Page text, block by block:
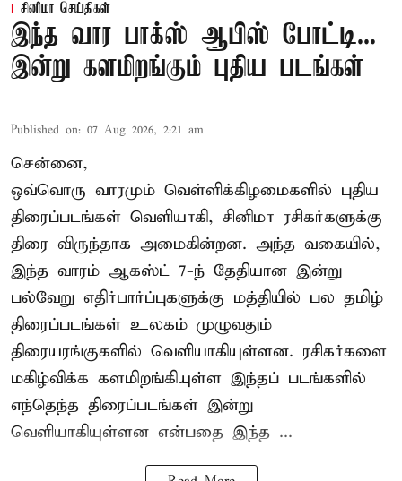
சினிமா செய்திகள்
இந்த வார பாக்ஸ் ஆபிஸ் போட்டி...
இன்று களமிறங்கும் புதிய படங்கள்
Published on: 07 Aug 2026, 2:21 am
சென்னை,
ஒவ்வொரு வாரமும் வெள்ளிக்கிழமைகளில் புதிய
திரைப்படங்கள் வெளியாகி, சினிமா ரசிகர்களுக்கு
திரை விருந்தாக அமைகின்றன. அந்த வகையில்,
இந்த வாரம் ஆகஸ்ட் 7-ந் தேதியான இன்று
பல்வேறு எதிர்பார்ப்புகளுக்கு மத்தியில் பல தமிழ்
திரைப்படங்கள் உலகம் முழுவதும்
திரையரங்குகளில் வெளியாகியுள்ளன. ரசிகர்களை
மகிழ்விக்க களமிறங்கியுள்ள இந்தப் படங்களில்
எந்தெந்த திரைப்படங்கள் இன்று
வெளியாகியுள்ளன என்பதை இந்த ...